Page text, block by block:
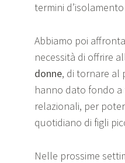
termini
Abbiamo poi
necessità di offrire
donne, di tornare al
hanno dato fondo a
relazionali, per
quotidiano di figli
Nelle prossime